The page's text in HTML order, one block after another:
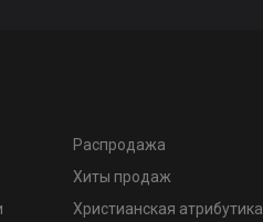
Распродажа
Хиты продаж
Христианская атрибутика